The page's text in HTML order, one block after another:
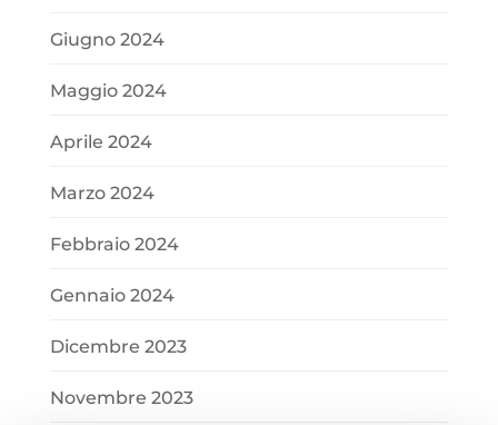
Giugno 2024
Maggio 2024
Aprile 2024
Marzo 2024
Febbraio 2024
Gennaio 2024
Dicembre 2023
Novembre 2023